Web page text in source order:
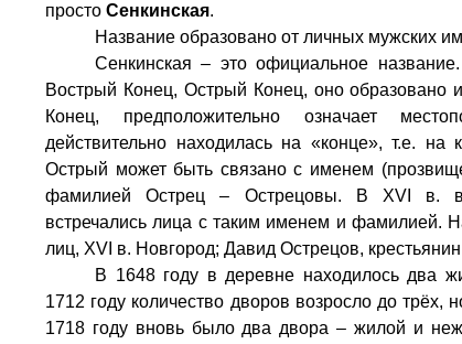
просто Сенкинская.
Название образовано от личных мужских
Сенкинская – это официальное
Вострый Конец, Острый Конец, оно образовано
Конец, предположительно означает
действительно находилась на «конце», т.е.
Острый может быть связано с именем
фамилией Острец – Острецовы. В XVI в. в
встречались лица с таким именем и фамилией.
лиц, XVI в. Новгород; Давид Острецов,
В 1648 году в деревне находилось два
1712 году количество дворов возросло до
1718 году вновь было два двора – жилой и